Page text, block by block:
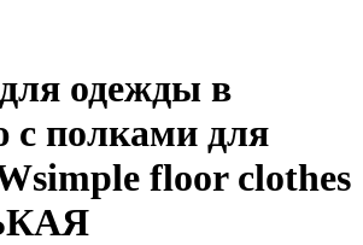
одежды в
с полками для
floor clothes